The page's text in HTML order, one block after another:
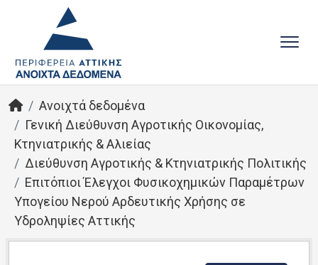
Ανοιχτά δεδομένα
Γενική Διεύθυνση Αγροτικής Οικονομίας,
Κτηνιατρικής & Αλιείας
Διεύθυνση Αγροτικής & Κτηνιατρικής Πολιτικής
Επιτόπιοι Έλεγχοι Φυσικοχημικών Παραμέτρων
Υπογείου Νερού Αρδευτικής Χρήσης σε
Υδροληψίες Αττικής